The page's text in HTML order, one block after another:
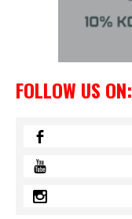
FOLLOW US ON: